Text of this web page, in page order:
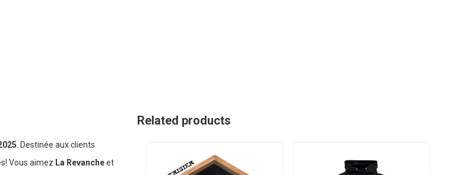
. Destinée aux clients
Vous aimez La Revancheet
Related products